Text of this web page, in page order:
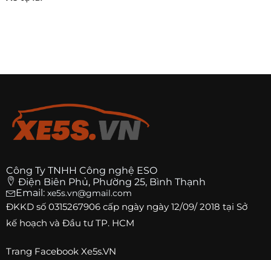
Công Ty TNHH Công nghệ ESO
Điện Biên Phủ, Phường 25, Bình Thạnh
Email: xe5s.vn@gmail.com
ĐKKD số 0315267906 cấp ngày ngày 12/09/ 2018 tại Sở
kế hoạch và Đầu tư TP. HCM
Trang Facebook Xe5s.VN